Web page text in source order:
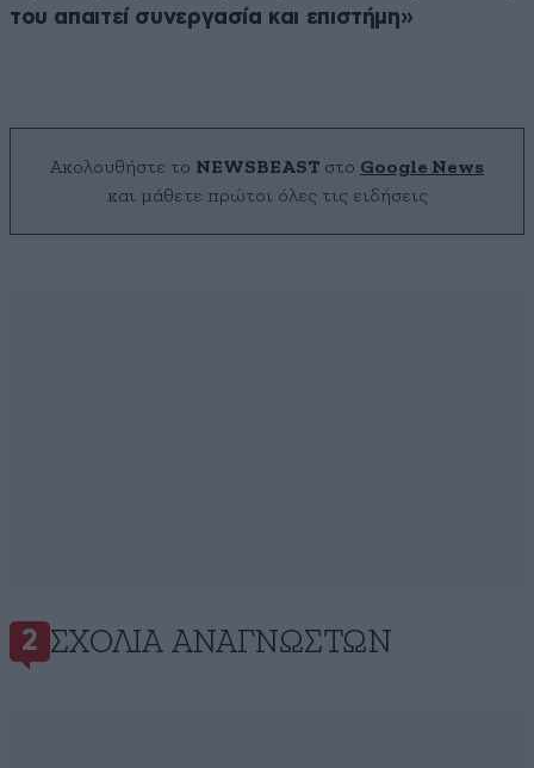
του απαιτεί συνεργασία και επιστήμη»
Ακολουθήστε το NEWSBEAST στο Google News
και μάθετε πρώτοι όλες τις ειδήσεις
2 ΣΧΌΛΙΑ ΑΝΑΓΝΩΣΤΏΝ